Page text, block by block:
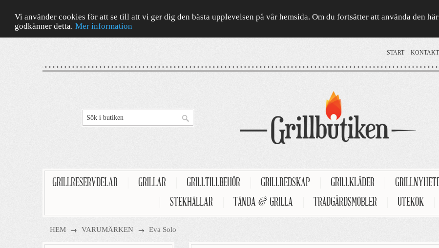
Vi använder cookies för att se till att vi ger dig den bästa upplevelsen på vår hemsida. Om du fortsätter att använda den
godkänner detta. Mer information
START KONTAKT
GRILLRESERVDELAR GRILLAR GRILLTILLBEHÖR GRILLREDSKAP GRILLKLÄDER
STEKHÄLLAR TÄNDA & GRILLA TRÄDGÅRDSMÖBLER UTEKÖK
HEM → VARUMÄRKEN → Eva Solo